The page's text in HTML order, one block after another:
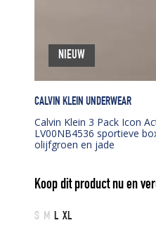
CALVIN KLEIN UNDERWEAR
Calvin Klein 3 Pack Icon
LV00NB4536 sportieve
olijfgroen en jade
Koop dit product nu en
S M L XL
NIEUW